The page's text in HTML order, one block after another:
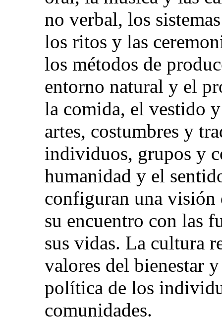
no verbal, los
los ritos y las
los métodos de
entorno natural y el
la comida, el vestido
artes, costumbres y
individuos, grupos y
humanidad y el
configuran una visión
su encuentro con las
sus vidas. La cultura
valores del bienestar
política de los
comunidades.